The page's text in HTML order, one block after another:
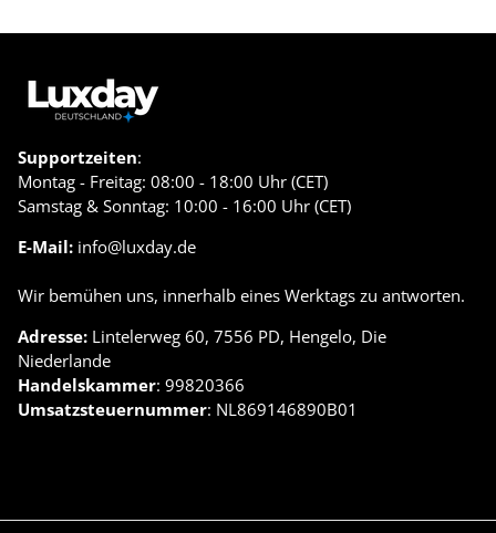
Supportzeiten:
Montag - Freitag: 08:00 - 18:00 Uhr (CET)
Samstag & Sonntag: 10:00 - 16:00 Uhr (CET)
E-Mail: info@luxday.de
Wir bemühen uns, innerhalb eines Werktags zu antworten.
Adresse: Lintelerweg 60, 7556 PD, Hengelo, Die
Niederlande
Handelskammer: 99820366
Umsatzsteuernummer: NL869146890B01